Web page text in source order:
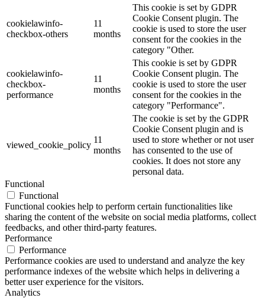
cookielawinfo-
checkbox-others
11
months
This cookie is set by GDPR
Cookie Consent plugin. The
cookie is used to store the user
consent for the cookies in the
category "Other.
cookielawinfo-
checkbox-
performance
11
months
This cookie is set by GDPR
Cookie Consent plugin. The
cookie is used to store the user
consent for the cookies in the
category "Performance".
viewed_cookie_policy
11
months
The cookie is set by the GDPR
Cookie Consent plugin and is
used to store whether or not user
has consented to the use of
cookies. It does not store any
personal data.
Functional
Functional
Functional cookies help to perform certain functionalities like
sharing the content of the website on social media platforms, collect
feedbacks, and other third-party features.
Performance
Performance
Performance cookies are used to understand and analyze the key
performance indexes of the website which helps in delivering a
better user experience for the visitors.
Analytics